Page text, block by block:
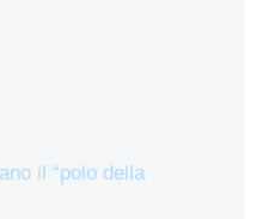
il “polo della